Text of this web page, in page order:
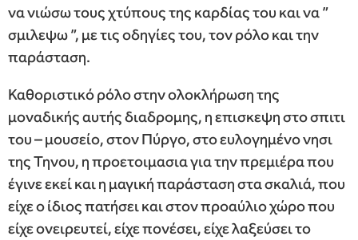
να νιώσω τους χτύπους της καρδίας του και να ”
σμιλεψω ”, με τις οδηγίες του, τον ρόλο και την
παράσταση.
Καθοριστικό ρόλο στην ολοκλήρωση της
μοναδικής αυτής διαδρομης, η επισκεψη στο σπιτι
του – μουσείο, στον Πύργο, στο ευλογημένο νησι
της Τηνου, η προετοιμασια για την πρεμιέρα που
έγινε εκεί και η μαγική παράσταση στα σκαλιά, που
είχε ο ίδιος πατήσει και στον προαύλιο χώρο που
είχε ονειρευτεί, είχε πονέσει, είχε λαξεύσει το